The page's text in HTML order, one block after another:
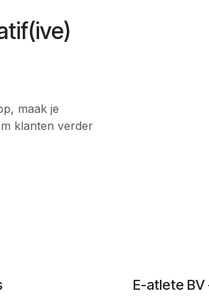
maak je
klanten verder
E-atlete BV